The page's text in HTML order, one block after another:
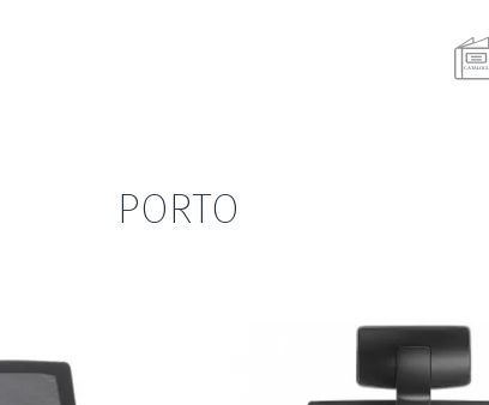
PORTO